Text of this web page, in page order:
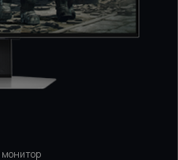
монитор